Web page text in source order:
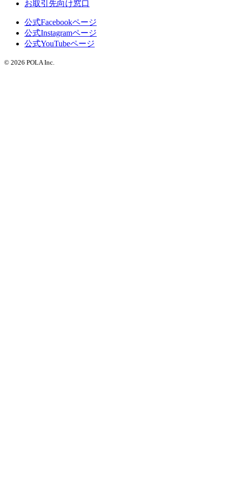
お取引先向け窓口
公式Facebookページ
公式Instagramページ
公式YouTubeページ
© 2026 POLA Inc.